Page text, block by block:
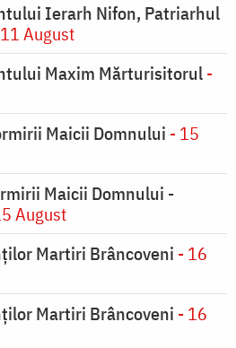
Ierarh Nifon, Patriarhul
August
Maxim Mărturisitorul-
Maicii Domnului - 15
Maicii Domnului -
August
Martiri Brâncoveni - 16
Martiri Brâncoveni - 16